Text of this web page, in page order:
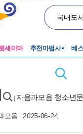
국내도
세이아 추천마법사 베
자음과모음 청소년
모음 2025-06-24